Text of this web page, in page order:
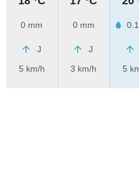
0 mm
J
5 km/h
0 mm
J
3 km/h
5